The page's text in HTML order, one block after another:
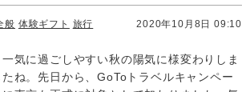
般 体験ギフト 旅行 2020年10月8日 09:10
気に過ごしやすい秋の陽気に様変わりしま
たね。先日から、GoToトラベルキャンペー